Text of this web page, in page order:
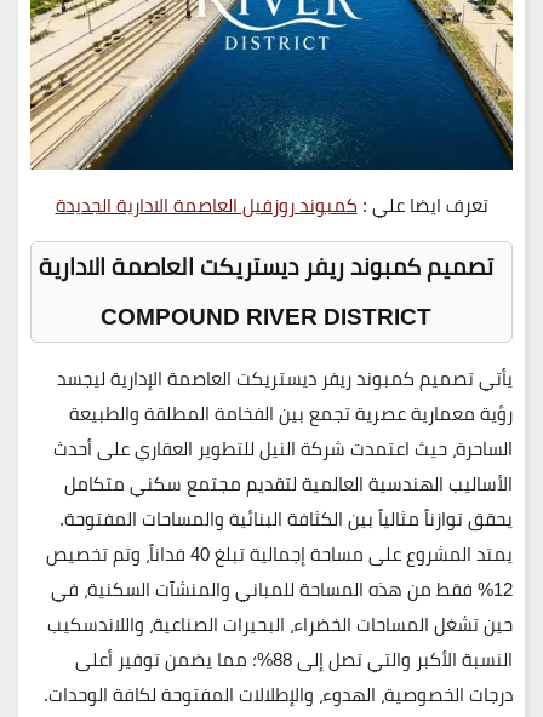
تعرف ايضا علي :كمبوند روزفيل العاصمة الادارية الجديدة
تصميم كمبوند ريفر ديستريكت العاصمة الادارية
COMPOUND RIVER DISTRICT
يأتي تصميمكمبوند ريفر ديستريكت العاصمة الإداريةليجسد
رؤية معمارية عصرية تجمع بين الفخامة المطلقة والطبيعة
الساحرة، حيث اعتمدتشركة النيل للتطوير العقاريعلى أحدث
الأساليب الهندسية العالمية لتقديم مجتمع سكني متكامل
يحقق توازناً مثالياً بين الكثافة البنائية والمساحات المفتوحة.
يمتد المشروع على مساحة إجمالية تبلغ40 فداناً
، وتم تخصيص
12% فقط من هذه المساحة للمباني والمنشآت السكنية
، في
حين تشغل المساحات الخضراء، البحيرات الصناعية، واللاندسكيب
النسبة الأكبر والتي تصل إلى88% ؛ مما يضمن توفير أعلى
درجات الخصوصية، الهدوء، والإطلالات المفتوحة لكافة الوحدات.